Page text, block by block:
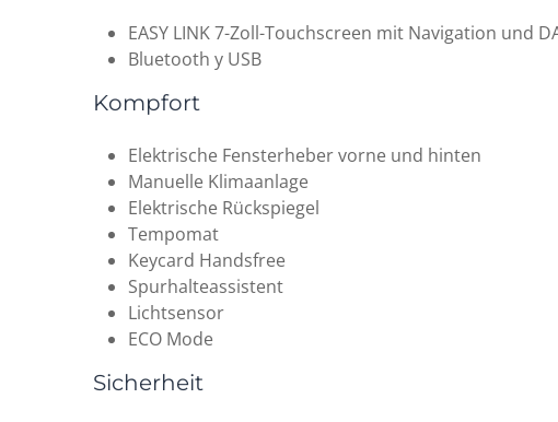
EASY LINK 7-Zoll-Touchscreen mit Navigation und
Bluetooth y USB
Kompfort
Elektrische Fensterheber vorne und hinten
Manuelle Klimaanlage
Elektrische Rückspiegel
Tempomat
Keycard Handsfree
Spurhalteassistent
Lichtsensor
ECO Mode
Sicherheit